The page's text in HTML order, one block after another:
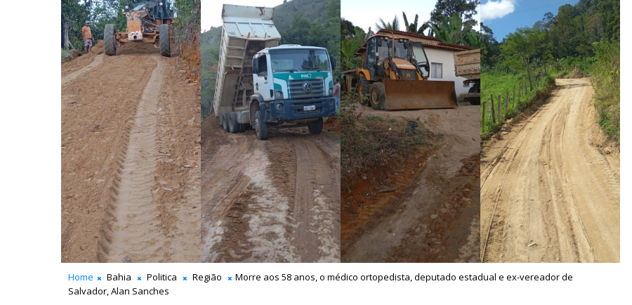
Home Bahia Politica Região
Morre aos 58 anos, o médico ortopedista, deputado estadual e ex-vereador de
Salvador, Alan Sanches